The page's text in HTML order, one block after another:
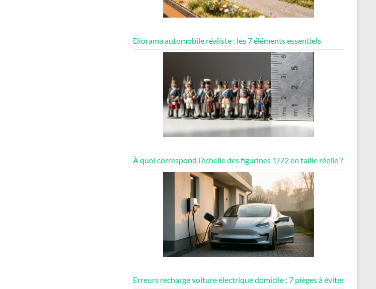
Diorama automobile réaliste : les 7 éléments essentiels
À quoi correspond l’échelle des figurines 1/72 en taille réelle ?
Erreurs recharge voiture électrique domicile : 7 pièges à éviter